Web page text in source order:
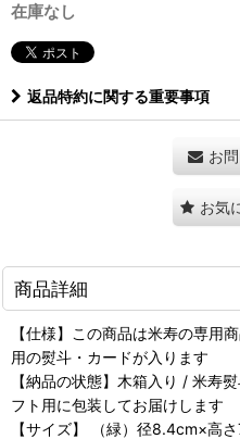
在庫なし
返品特約に関する重要事項
お
お気
商品詳細
【仕様】この商品は米寿の専用
用の熨斗・カードが入ります
【納品の状態】木箱入り / 米寿
フト用に包装してお届けします
【サイズ】 （緑）径8.4cm×高